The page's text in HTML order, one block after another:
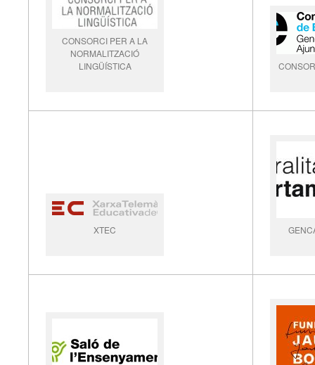
CONSORCI PER A LA
NORMALITZACIÓ
LINGÜÍSTICA
XTEC